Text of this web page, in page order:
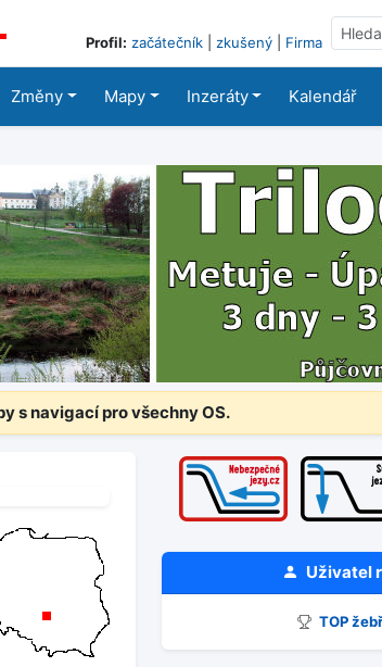
Profil: začátečník zkušený Firma
Změny Mapy Inzeráty Kalendář
s navigací pro všechny OS.
Uživatel
TOP